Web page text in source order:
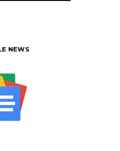
NEWS